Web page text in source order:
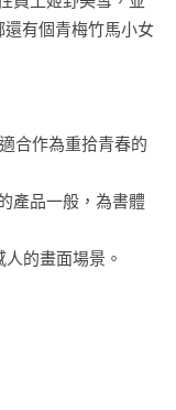
有個青梅竹馬小女
合作為重拾青春的
產品一般，為書體
的畫面場景。
企業
之內英策成名作。